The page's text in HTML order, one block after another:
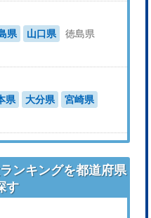
県 山口県
徳島県
県 大分県
宮崎県
ンキングを都道府県
す